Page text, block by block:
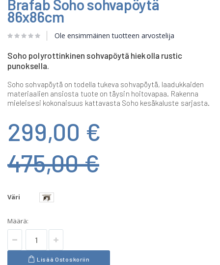
the
beginning
the
gallery
Brafab Soho sohvapöytä
86x86cm
Ole ensimmäinen tuotteen arvostelija
Soho polyrottinkinen sohvapöytä hiekolla rustic
punoksella.
Soho sohvapöytä on todella tukeva sohvapöytä, laadukkaiden
materiaalien ansiosta tuote on täysin hoitovapaa. Rakenna
mieleisesi kokonaisuus kattavasta Soho kesäkaluste sarjasta.
299,00 €
475,00 €
Väri
Määrä:
Lisää Ostoskoriin